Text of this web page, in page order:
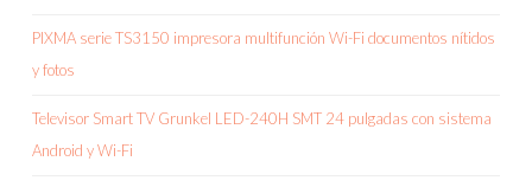
PIXMA serie TS3150 impresora multifunción Wi-Fi documentos nítidos
y fotos
Televisor Smart TV Grunkel LED-240H SMT 24 pulgadas con sistema
Android y Wi-Fi